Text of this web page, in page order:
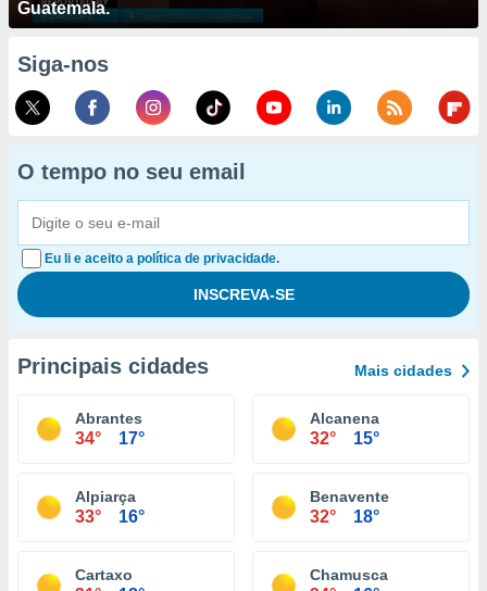
Guatemala.
Siga-nos
O tempo no seu email
Eu li e aceito a política de privacidade.
Principais cidades Mais cidades
Abrantes
34° 17°
Alcanena
32° 15°
Alpiarça
33° 16°
Benavente
32° 18°
Cartaxo Chamusca